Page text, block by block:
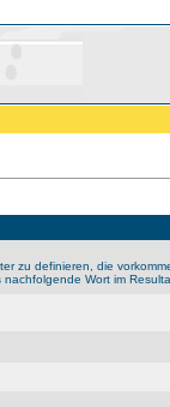
zu definieren, die
Wort im